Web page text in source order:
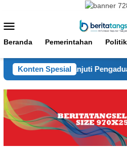
konten
Mobile
Beranda Pemerintahan Politik
Konten Spesial
Lanjuti Pengaduan